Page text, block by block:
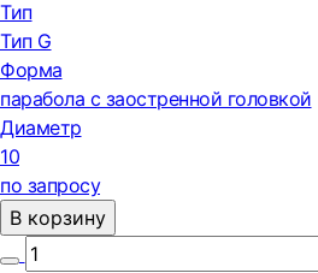
Тип
Тип G
Форма
парабола с заостренной головкой
Диаметр
10
по запросу
В корзину